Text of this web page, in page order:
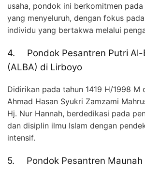
usaha, pondok ini berkomitmen
yang menyeluruh, dengan fokus
individu yang bertakwa melalui
4. Pondok Pesantren Putri Al-
(ALBA) di Lirboyo
Didirikan pada tahun 1419 H/1998 M
Ahmad Hasan Syukri Zamzami
Hj. Nur Hannah, berdedikasi pada
dan disiplin ilmu Islam dengan
intensif.
5. Pondok Pesantren Maunah